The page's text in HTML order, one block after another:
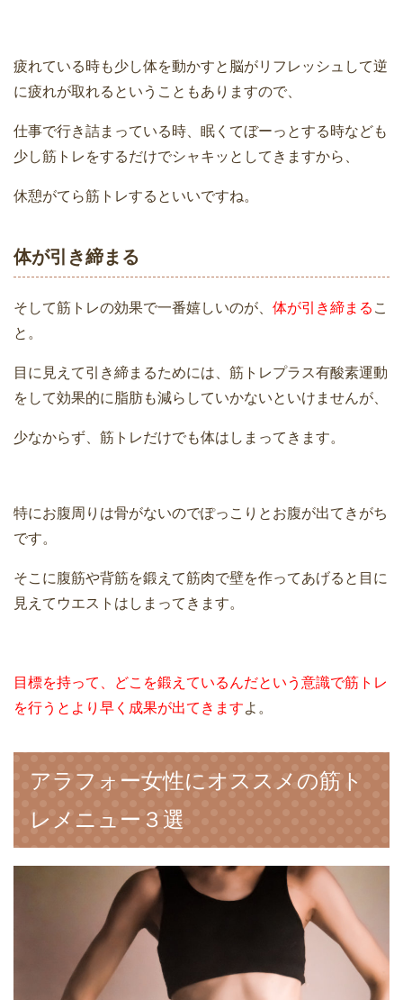
疲れている時も少し体を動かすと脳がリフレッシュして逆
に疲れが取れるということもありますので、
仕事で行き詰まっている時、眠くてぼーっとする時なども
少し筋トレをするだけでシャキッとしてきますから、
休憩がてら筋トレするといいですね。
体が引き締まる
そして筋トレの効果で一番嬉しいのが、 体が引き締まる こ
と。
目に見えて引き締まるためには、筋トレプラス有酸素運動
をして効果的に脂肪も減らしていかないといけませんが、
少なからず、筋トレだけでも体はしまってきます。
特にお腹周りは骨がないのでぽっこりとお腹が出てきがち
です。
そこに腹筋や背筋を鍛えて筋肉で壁を作ってあげると目に
見えてウエストはしまってきます。
目標を持って、どこを鍛えているんだという意識で筋トレ
を行うとより早く成果が出てきますよ。
アラフォー女性にオススメの筋ト
レメニュー３選